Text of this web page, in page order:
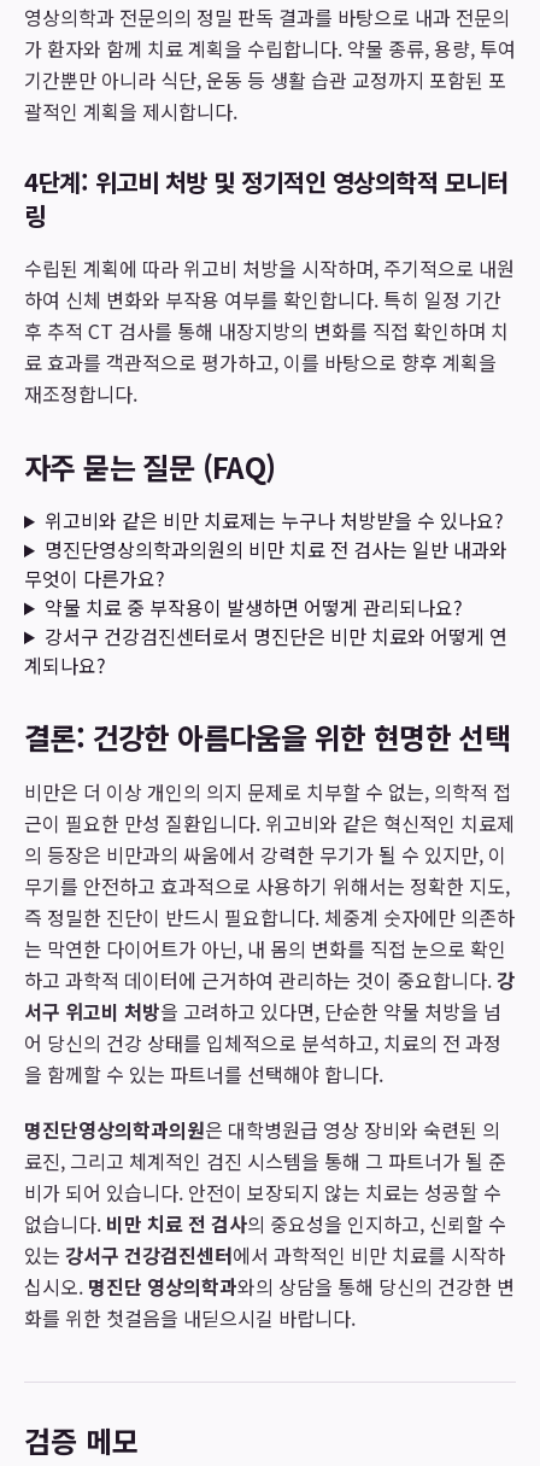
영상의학과 전문의의 정밀 판독 결과를 바탕으로 내과 전문의
가 환자와 함께 치료 계획을 수립합니다. 약물 종류, 용량, 투여
기간뿐만 아니라 식단, 운동 등 생활 습관 교정까지 포함된 포
괄적인 계획을 제시합니다.
4단계: 위고비 처방 및 정기적인 영상의학적 모니터
링
수립된 계획에 따라 위고비 처방을 시작하며, 주기적으로 내원
하여 신체 변화와 부작용 여부를 확인합니다. 특히 일정 기간
후 추적 CT 검사를 통해 내장지방의 변화를 직접 확인하며 치
료 효과를 객관적으로 평가하고, 이를 바탕으로 향후 계획을
재조정합니다.
자주 묻는 질문 (FAQ)
위고비와 같은 비만 치료제는 누구나 처방받을 수 있나요?
명진단영상의학과의원의 비만 치료 전 검사는 일반 내과와
무엇이 다른가요?
약물 치료 중 부작용이 발생하면 어떻게 관리되나요?
강서구 건강검진센터로서 명진단은 비만 치료와 어떻게 연
계되나요?
결론: 건강한 아름다움을 위한 현명한 선택
비만은 더 이상 개인의 의지 문제로 치부할 수 없는, 의학적 접
근이 필요한 만성 질환입니다. 위고비와 같은 혁신적인 치료제
의 등장은 비만과의 싸움에서 강력한 무기가 될 수 있지만, 이
무기를 안전하고 효과적으로 사용하기 위해서는 정확한 지도,
즉 정밀한 진단이 반드시 필요합니다. 체중계 숫자에만 의존하
는 막연한 다이어트가 아닌, 내 몸의 변화를 직접 눈으로 확인
하고 과학적 데이터에 근거하여 관리하는 것이 중요합니다.강
서구 위고비 처방을 고려하고 있다면, 단순한 약물 처방을 넘
어 당신의 건강 상태를 입체적으로 분석하고, 치료의 전 과정
을 함께할 수 있는 파트너를 선택해야 합니다.
명진단영상의학과의원은 대학병원급 영상 장비와 숙련된 의
료진, 그리고 체계적인 검진 시스템을 통해 그 파트너가 될 준
비가 되어 있습니다. 안전이 보장되지 않는 치료는 성공할 수
없습니다. 비만 치료 전 검사의 중요성을 인지하고, 신뢰할 수
있는 강서구 건강검진센터에서 과학적인 비만 치료를 시작하
십시오. 명진단 영상의학과와의 상담을 통해 당신의 건강한 변
화를 위한 첫걸음을 내딛으시길 바랍니다.
검증 메모